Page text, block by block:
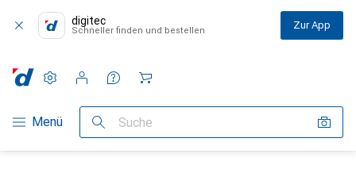
digitec
Schneller finden und bestellen Zur App
Navigation nach Kategorien
Menü Suche
Einstellungen
Kundenkonto
Vergleichslisten
Merklisten
Warenkorb